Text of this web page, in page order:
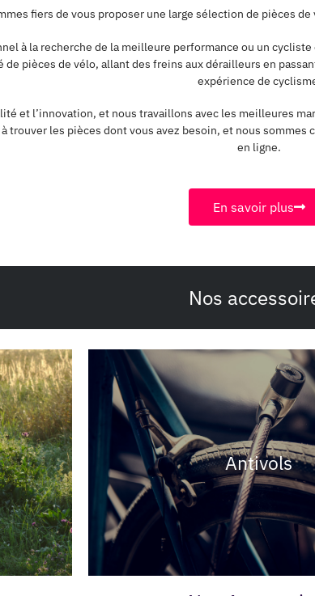
fiers de vous proposer une large sélection de pièces
à la recherche de la meilleure performance ou un
de pièces de vélo, allant des freins aux dérailleurs en
expérience de
et l’innovation, et nous travaillons avec les meilleures
trouver les pièces dont vous avez besoin, et nous
en ligne.
En savoir plus
Nos
Antivols